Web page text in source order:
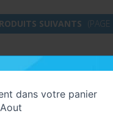
SUIVANTS
dans votre panier